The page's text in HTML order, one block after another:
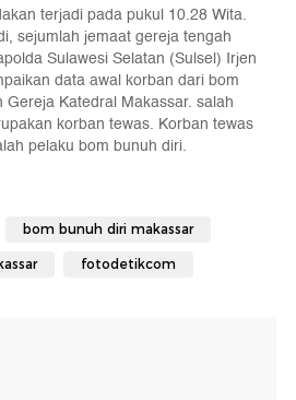
terjadi pada pukul 10.28 Wita.
sejumlah jemaat gereja tengah
Sulawesi Selatan (Sulsel) Irjen
data awal korban dari bom
Katedral Makassar. salah
korban tewas. Korban tewas
pelaku bom bunuh diri.
bom bunuh diri makassar
fotodetikcom